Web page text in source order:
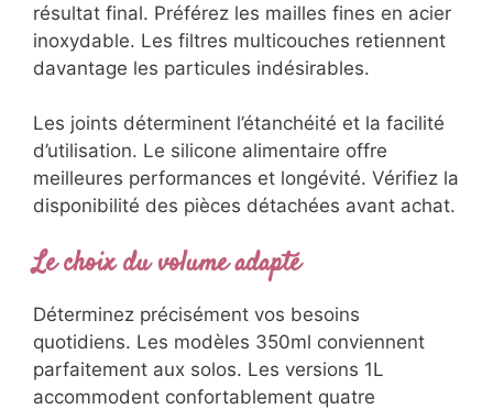
résultat final. Préférez les mailles fines en acier
inoxydable. Les filtres multicouches retiennent
davantage les particules indésirables.
Les joints déterminent l’étanchéité et la facilité
d’utilisation. Le silicone alimentaire offre
meilleures performances et longévité. Vérifiez la
disponibilité des pièces détachées avant achat.
Le choix du volume adapté
Déterminez précisément vos besoins
quotidiens. Les modèles 350ml conviennent
parfaitement aux solos. Les versions 1L
accommodent confortablement quatre